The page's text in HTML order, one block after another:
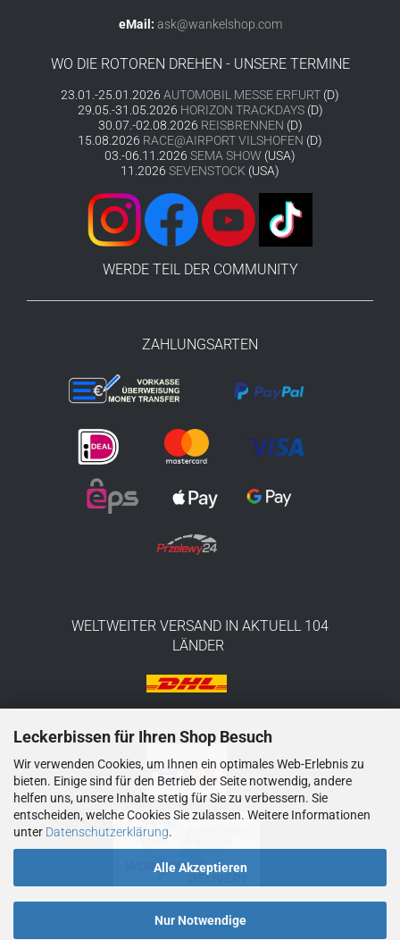
Leckerbissen für Ihren Shop Besuch
Wir verwenden Cookies, um Ihnen ein optimales Web-Erlebnis zu
bieten. Einige sind für den Betrieb der Seite notwendig, andere
helfen uns, unsere Inhalte stetig für Sie zu verbessern. Sie
entscheiden, welche Cookies Sie zulassen. Weitere Informationen
unter Datenschutzerklärung.
Alle Akzeptieren
Nur Notwendige
eMail: ask@wankelshop.com
WO DIE ROTOREN DREHEN - UNSERE TERMINE
23.01.-25.01.2026 AUTOMOBIL MESSE ERFURT (D)
29.05.-31.05.2026 HORIZON TRACKDAYS(D)
30.07.-02.08.2026 REISBRENNEN (D)
15.08.2026 RACE@AIRPORT VILSHOFEN (D)
03.-06.11.2026 SEMA SHOW (USA)
11.2026 SEVENSTOCK (USA)
WERDE TEIL DER COMMUNITY
ZAHLUNGSARTEN
WELTWEITER VERSAND IN AKTUELL 104
LÄNDER